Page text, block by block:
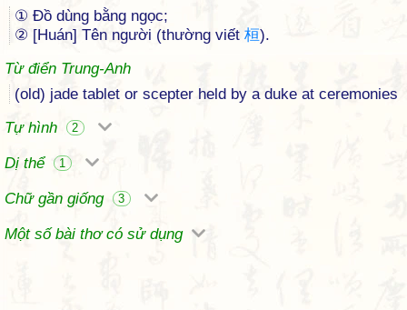
① Đồ dùng bằng ngọc;
② [Huán] Tên người (thường viết 桓).
Từ điển Trung-Anh
(old) jade tablet or scepter held by a duke at ceremonies
Tự hình
2
Dị thể 1
Chữ gần giống 3
Một số bài thơ có sử dụng